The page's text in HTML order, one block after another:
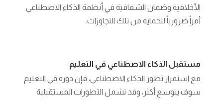
الأخلاقية وضمان الشفافية في أنظمة الذكاء الاصطناعي
أمراً ضرورياً للحماية من تلك التجاوزات.
مستقبل الذكاء الاصطناعي في التعليم
مع استمرار تطور الذكاء الاصطناعي، فإن دوره في التعليم
سوف يتوسع أكثر، وقد تشمل التطورات المستقبلية